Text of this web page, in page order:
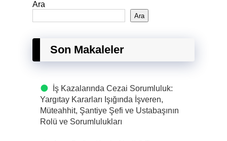
Ara
Ara
Son Makaleler
İş Kazalarında Cezai Sorumluluk:
Yargıtay Kararları Işığında İşveren,
Müteahhit, Şantiye Şefi ve Ustabaşının
Rolü ve Sorumlulukları